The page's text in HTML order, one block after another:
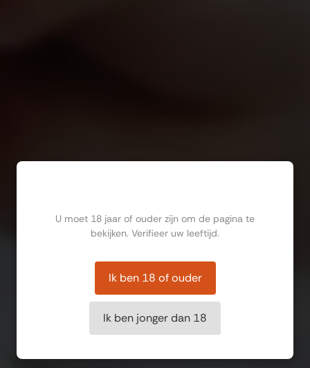
U moet 18 jaar of ouder zijn om de pagina te
bekijken. Verifieer uw leeftijd.
Ik ben 18 of ouder
Ik ben jonger dan 18